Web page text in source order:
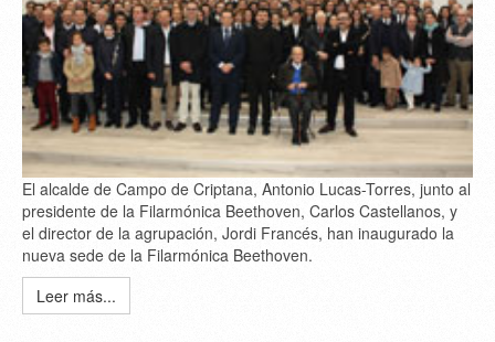
El alcalde de Campo de Criptana, Antonio Lucas-Torres, junto al
presidente de la Filarmónica Beethoven, Carlos Castellanos, y
el director de la agrupación, Jordi Francés, han inaugurado la
nueva sede de la Filarmónica Beethoven.
Leer más...